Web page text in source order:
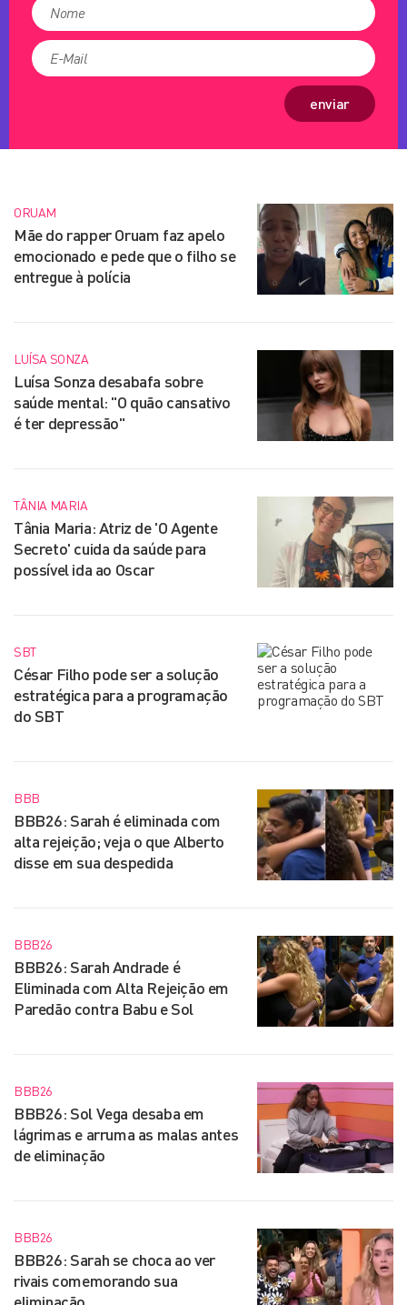
enviar
ORUAM
Mãe do rapper Oruam faz apelo
emocionado e pede que o filho se
entregue à polícia
LUÍSA SONZA
Luísa Sonza desabafa sobre
saúde mental: "O quão cansativo
é ter depressão"
TÂNIA MARIA
Tânia Maria: Atriz de 'O Agente
Secreto' cuida da saúde para
possível ida ao Oscar
SBT
César Filho pode ser a solução
estratégica para a programação
do SBT
BBB
BBB26: Sarah é eliminada com
alta rejeição; veja o que Alberto
disse em sua despedida
BBB26
BBB26: Sarah Andrade é
Eliminada com Alta Rejeição em
Paredão contra Babu e Sol
BBB26
BBB26: Sol Vega desaba em
lágrimas e arruma as malas antes
de eliminação
BBB26
BBB26: Sarah se choca ao ver
rivais comemorando sua